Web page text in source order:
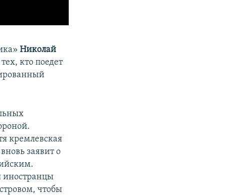
Николай
кто поедет
кремлевская
заявит о
иностранцы
чтобы